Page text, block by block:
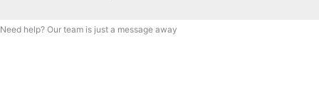
Need help? Our team is just a message away